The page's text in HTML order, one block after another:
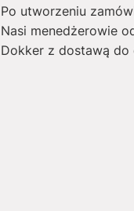
Po utworzeniu
Nasi menedżerowie
Dokker z dostawą do